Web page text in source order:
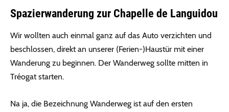
Spazierwanderung zur Chapelle de Languidou
Wir wollten auch einmal ganz auf das Auto verzichten und
beschlossen, direkt an unserer (Ferien-)Haustür mit einer
Wanderung zu beginnen. Der Wanderweg sollte mitten in
Tréogat starten.
Na ja, die Bezeichnung Wanderweg ist auf den ersten